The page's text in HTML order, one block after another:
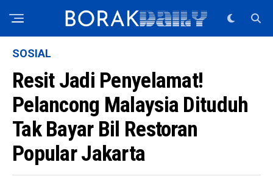
SOSIAL
Resit Jadi Penyelamat!
Pelancong Malaysia Dituduh
Tak Bayar Bil Restoran
Popular Jakarta